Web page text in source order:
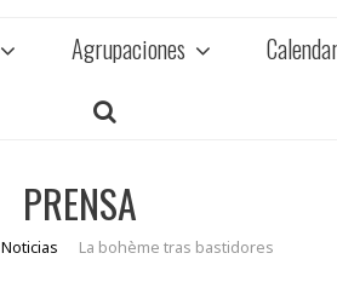
Agrupaciones
PRENSA
Noticias La bohème tras bastidores